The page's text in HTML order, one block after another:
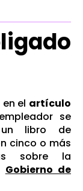
el artículo
se
libro de
cinco o más
sobre la
Gobierno de